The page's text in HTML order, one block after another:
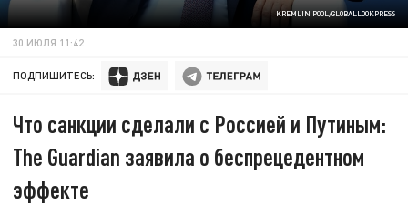
KREMLIN POOL/GLOBALLOOKPRESS
30 ИЮЛЯ 11:42
ПОДПИШИТЕСЬ:
Что санкции сделали с Россией и Путиным:
The Guardian заявила о беспрецедентном
эффекте